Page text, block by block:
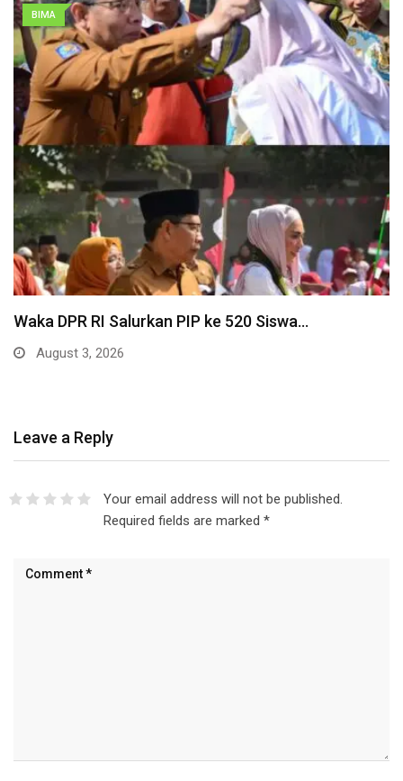
BIMA
Waka DPR RI Salurkan PIP ke 520 Siswa…
August 3, 2026
Leave a Reply
Your email address will not be published.
Required fields are marked *